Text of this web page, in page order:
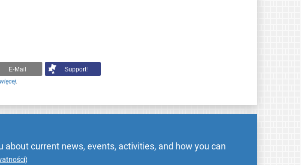
E-Mail
Support!
.
about current news, events, activities, and how you can
)